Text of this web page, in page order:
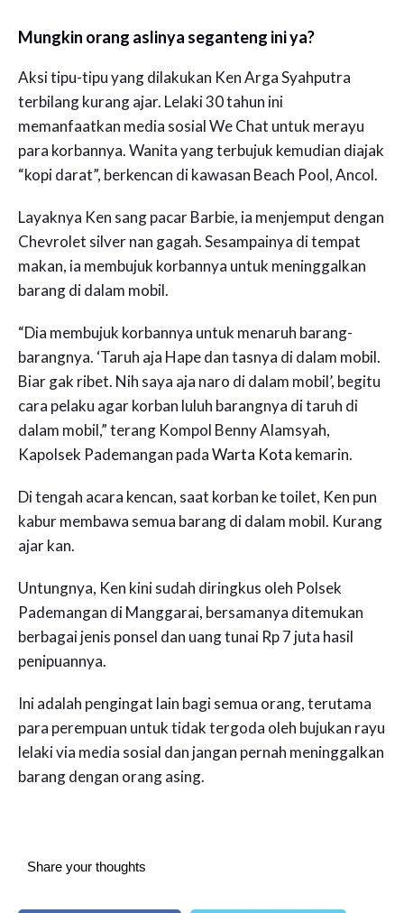
Mungkin orang aslinya seganteng ini ya?
Aksi tipu-tipu yang dilakukan Ken Arga Syahputra
terbilang kurang ajar. Lelaki 30 tahun ini
memanfaatkan media sosial We Chat untuk merayu
para korbannya. Wanita yang terbujuk kemudian diajak
“kopi darat”, berkencan di kawasan Beach Pool, Ancol.
Layaknya Ken sang pacar Barbie, ia menjemput dengan
Chevrolet silver nan gagah. Sesampainya di tempat
makan, ia membujuk korbannya untuk meninggalkan
barang di dalam mobil.
“Dia membujuk korbannya untuk menaruh barang-
barangnya. ‘Taruh aja Hape dan tasnya di dalam mobil.
Biar gak ribet. Nih saya aja naro di dalam mobil’, begitu
cara pelaku agar korban luluh barangnya di taruh di
dalam mobil,” terang Kompol Benny Alamsyah,
Kapolsek Pademangan padaWarta Kota kemarin.
Di tengah acara kencan, saat korban ke toilet, Ken pun
kabur membawa semua barang di dalam mobil. Kurang
ajar kan.
Untungnya, Ken kini sudah diringkus oleh Polsek
Pademangan di Manggarai, bersamanya ditemukan
berbagai jenis ponsel dan uang tunai Rp 7 juta hasil
penipuannya.
Ini adalah pengingat lain bagi semua orang, terutama
para perempuan untuk tidak tergoda oleh bujukan rayu
lelaki via media sosial dan jangan pernah meninggalkan
barang dengan orang asing.
Share your thoughts